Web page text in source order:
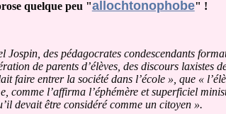
quelque peu "allochtonophobe" !
des pédagocrates condescendants
de parents d’élèves, des discours laxistes
faire entrer la société dans l’école », que «
comme l’affirma l’éphémère et superficiel
devait être considéré comme un citoyen ».